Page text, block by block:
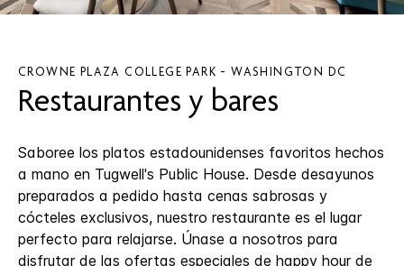
CROWNE PLAZA COLLEGE PARK - WASHINGTON DC
Restaurantes y bares
Saboree los platos estadounidenses favoritos hechos
a mano en Tugwell's Public House. Desde desayunos
preparados a pedido hasta cenas sabrosas y
cócteles exclusivos, nuestro restaurante es el lugar
perfecto para relajarse. Únase a nosotros para
disfrutar de las ofertas especiales de happy hour de